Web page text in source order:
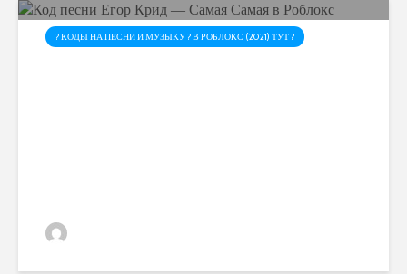
? КОДЫ НА ПЕСНИ И МУЗЫКУ ? В РОБЛОКС (2021) ТУТ ?